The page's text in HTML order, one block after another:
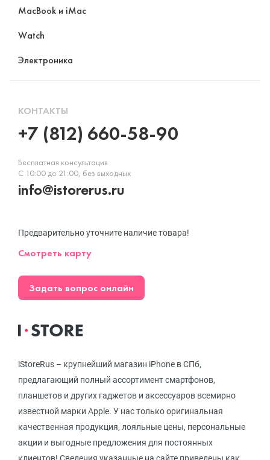
iStoreRus – крупнейший магазин iPhone в СПб,
предлагающий полный ассортимент смартфонов,
планшетов и других гаджетов и аксессуаров всемирно
известной марки Apple. У нас только оригинальная
качественная продукция, лояльные цены, персональные
акции и выгодные предложения для постоянных
MacBook и iMac
Watch
Электроника
КОНТАКТЫ
+7 (812) 660-58-90
Бесплатная консультация
С 10:00 до 21:00, без выходных
info@istorerus.ru
Предварительно уточните наличие товара!
Смотреть карту
Задать вопрос онлайн